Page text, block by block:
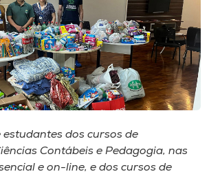
dos cursos de
Contábeis e Pedagogia, nas
e on-line, e dos cursos de